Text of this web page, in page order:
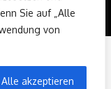
Sie auf „Alle
von
Alle akzeptieren